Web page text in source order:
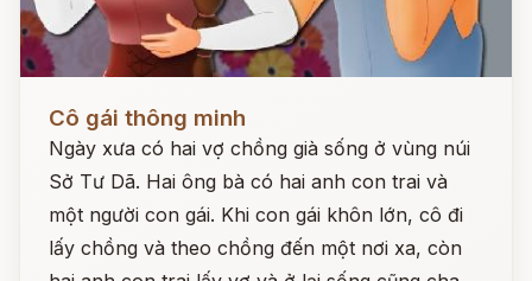
Cô gái thông minh
Ngày xưa có hai vợ chồng già sống ở vùng núi
Sở Tư Dã. Hai ông bà có hai anh con trai và
một người con gái. Khi con gái khôn lớn, cô đi
lấy chồng và theo chồng đến một nơi xa, còn